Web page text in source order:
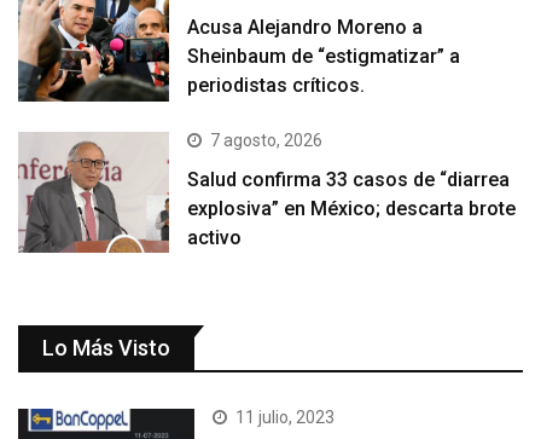
Acusa Alejandro Moreno a
Sheinbaum de “estigmatizar” a
periodistas críticos.
7 agosto, 2026
Salud confirma 33 casos de “diarrea
explosiva” en México; descarta brote
activo
Lo Más Visto
11 julio, 2023